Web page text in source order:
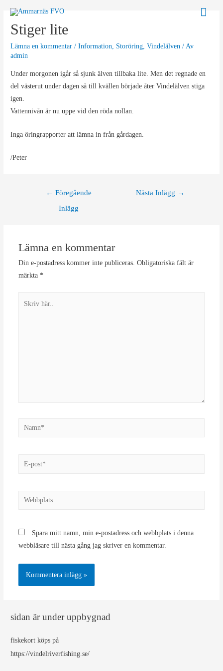
innehållStiger lite
Lämna en kommentar /Information, Storöring,Vindelälven / Av
admin
Under morgonen igår så sjunk älven tillbaka lite. Men det regnade en
del västerut under dagen så till kvällen började åter Vindelälven stiga
igen.
Vattennivån är nu uppe vid den röda nollan.
Inga öringrapporter att lämna in från gårdagen.
/Peter
Inläggsnavigering
← Föregående
Inlägg
Nästa Inlägg →
Lämna en kommentar
Din e-postadress kommer inte publiceras. Obligatoriska fält är
märkta *
Namn*
E-
Webbplats
Spara mitt namn, min e-postadress och webbplats i denna
webbläsare till nästa gång jag skriver en kommentar.
sidan är under uppbygnad
fiskekort köps på
https://vindelriverfishing.se/